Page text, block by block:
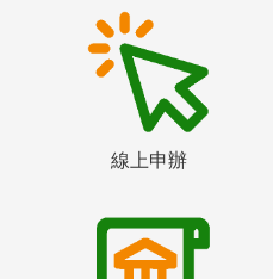
線上申辦